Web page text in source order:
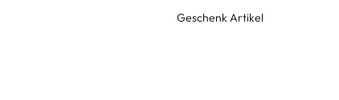
Geschenk Artikel